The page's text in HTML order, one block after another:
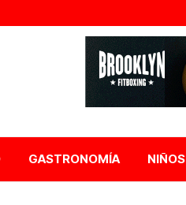
GASTRONOMÍA NIÑOS